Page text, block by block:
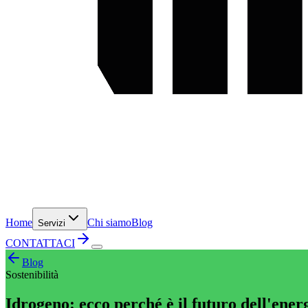
Home Servizi Chi siamoBlog
CONTATTACI
Blog
Sostenibilità
Idrogeno: ecco perché è il futuro